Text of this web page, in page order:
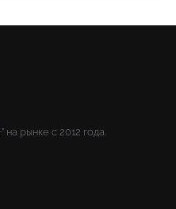
рынке с 2012 года.